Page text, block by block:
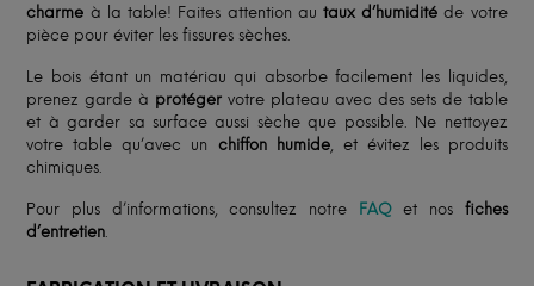
charme à la table! Faites attention au taux d’humidité de votre
pièce pour éviter les fissures sèches.
Le bois étant un matériau qui absorbe facilement les liquides,
prenez garde à protéger votre plateau avec des sets de table
et à garder sa surface aussi sèche que possible. Ne nettoyez
votre table qu’avec un chiffon humide, et évitez les produits
chimiques.
Pour plus d’informations, consultez notre FAQet nos fiches
d’entretien